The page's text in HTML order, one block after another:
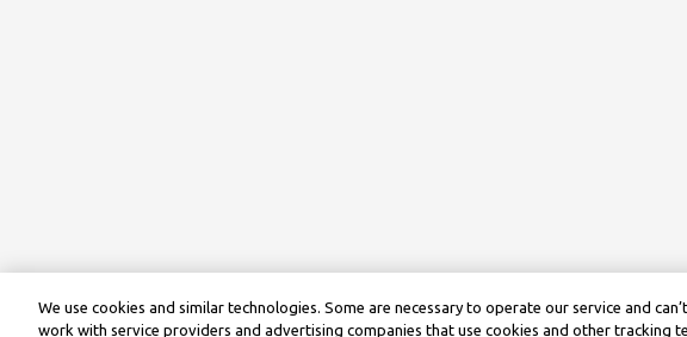
We use cookies and similar technologies. Some are necessary to operate our service and
work with service providers and advertising companies that use cookies and other tracking